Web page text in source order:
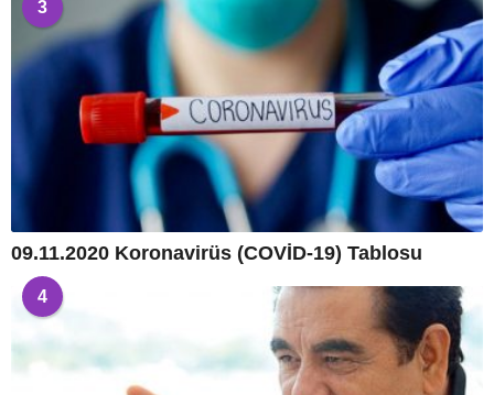
3
09.11.2020 Koronavirüs (COVİD-19) Tablosu
4